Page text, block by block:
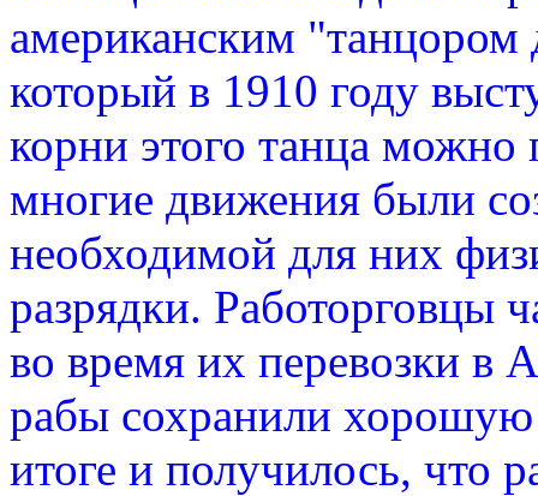
американским
который в 1910 году
корни этого танца
многие движения были
необходимой для них
разрядки. Работорговцы
во время их перевозки в
рабы сохранили
итоге и получилось, что